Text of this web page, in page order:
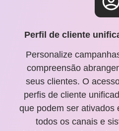
Perfil de cliente
Personalize
compreensão
seus clientes. O
perfis de cliente
que podem ser ativados
todos os canais e